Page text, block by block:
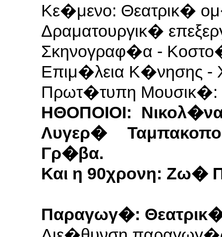
Κε�μενο: Θεατρικ�
Δραματουργικ�
Σκηνογραφ�α -
Επιμ�λεια Κ�νησης
Πρωτ�τυπη Μουσικ�:
ΗΘΟΠΟΙΟΙ:
Λυγερ�
Γρ�βα.
Και η 90χρονη: Ζω�
Παραγωγ�: